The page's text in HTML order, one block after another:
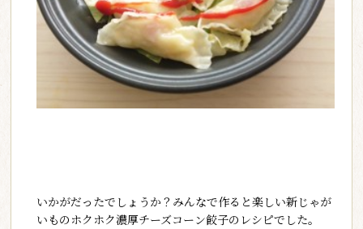
いかがだったでしょうか？みんなで作ると楽しい新じゃが
いものホクホク濃厚チーズコーン餃子のレシピでした。